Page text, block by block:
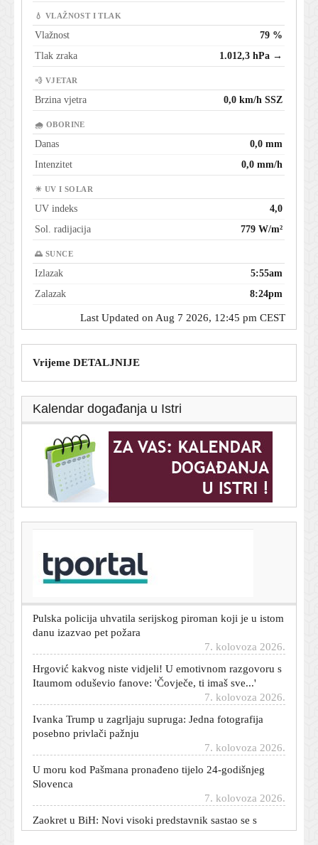
💧 VLAŽNOST I TLAK
Vlažnost
79 %
Tlak zraka
1.012,3 hPa →
💨 VJETAR
Brzina vjetra 0,0 km/h SSZ
🌧 OBORINE
Danas
0,0 mm
Intenzitet
0,0 mm/h
☀ UV I SOLAR
UV indeks
4,0
Sol. radijacija
779 W/m²
🌅 SUNCE
Izlazak
5:55am
Zalazak
8:24pm
Last Updated on Aug 7 2026, 12:45 pm CEST
Vrijeme DETALJNIJE
Kalendar događanja u Istri
Siniša Krajač više nije glavni tajnik HOO-a, poznato je i
tko će biti v.d.
Pulska policija uhvatila serijskog piroman koji je u istom
danu izazvao pet požara
Hrgović kakvog niste vidjeli! U emotivnom razgovoru s
Itaumom oduševio fanove: 'Čovječe, ti imaš sve...'
7. kolovoza 2026.
Ivanka Trump u zagrljaju supruga: Jedna fotografija
posebno privlači pažnju
U moru kod Pašmana pronađeno tijelo 24-godišnjeg
Slovenca
Zaokret u BiH: Novi visoki predstavnik sastao se s
Dodikovim ljudima